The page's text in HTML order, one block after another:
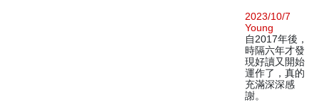
2023/10/7
Young
自2017年後，
時隔六年才發
現好讀又開始
運作了，真的
充滿深深感
謝。